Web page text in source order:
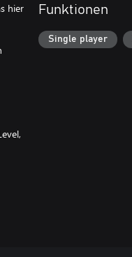
hier
Funktionen
Single player